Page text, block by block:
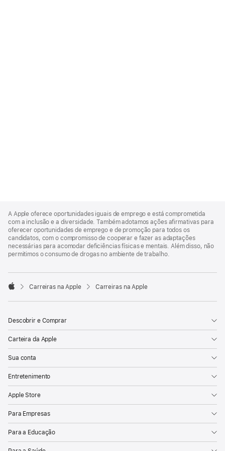
Footer
A Apple oferece oportunidades iguais de emprego e está comprometida
com a inclusão e a diversidade. Também adotamos ações afirmativas para
oferecer oportunidades de emprego e de promoção para todos os
candidatos, com o compromisso de cooperar e fazer as adaptações
necessárias para acomodar deficiências físicas e mentais. Além disso, não
permitimos o consumo de drogas no ambiente de trabalho.

Carreiras na Apple Carreiras na Apple
Descobrir e Comprar
Carteira da Apple
Sua conta
Entretenimento
Apple Store
Para Empresas
Para a Educação